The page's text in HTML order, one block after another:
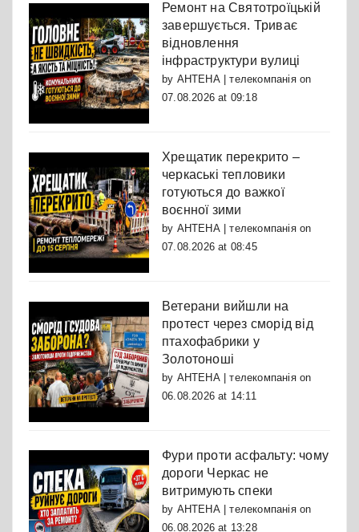
Ремонт на Святотроїцькій
завершується. Триває
відновлення
інфраструктури вулиці
by АНТЕНА | телекомпаніяon
07.08.2026 at 09:18
Хрещатик перекрито –
черкаські тепловики
готуються до важкої
воєнної зими
by АНТЕНА | телекомпаніяon
07.08.2026 at 08:45
Ветерани вийшли на
протест через сморід від
птахофабрики у
Золотоноші
by АНТЕНА | телекомпаніяon
06.08.2026 at 14:11
Фури проти асфальту: чому
дороги Черкас не
витримують спеки
by АНТЕНА | телекомпаніяon
06.08.2026 at 13:28